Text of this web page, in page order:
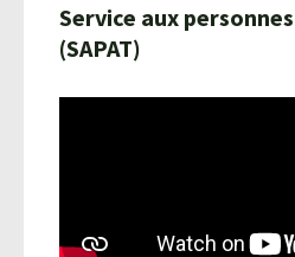
Service aux
(SAPAT)